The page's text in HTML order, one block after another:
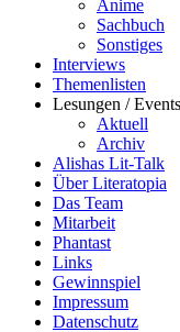
Anime
Sachbuch
Sonstiges
Interviews
Themenlisten
Lesungen / Events
Aktuell
Archiv
Alishas Lit-Talk
Über Literatopia
Das Team
Mitarbeit
Phantast
Links
Gewinnspiel
Impressum
Datenschutz